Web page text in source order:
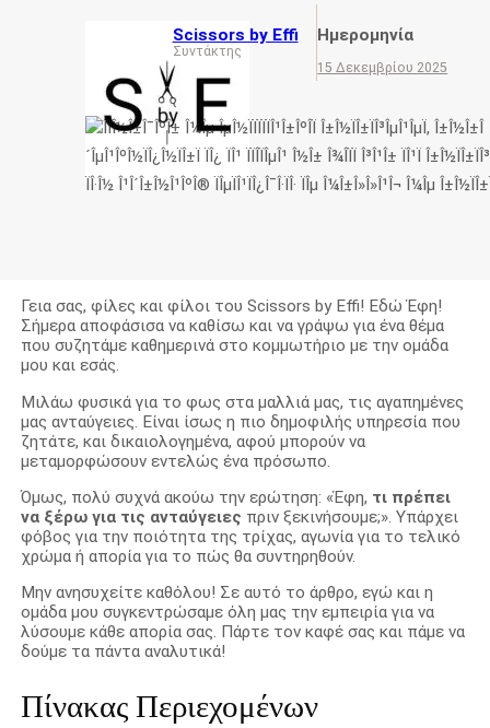
Scissors by Effi
Συντάκτης
Ημερομηνία
15 Δεκεμβρίου 2025
Γεια σας, φίλες και φίλοι του Scissors by Effi! Εδώ Έφη!
Σήμερα αποφάσισα να καθίσω και να γράψω για ένα θέμα
που συζητάμε καθημερινά στο κομμωτήριο με την ομάδα
μου και εσάς.
Μιλάω φυσικά για το φως στα μαλλιά μας, τις αγαπημένες
μας ανταύγειες. Είναι ίσως η πιο δημοφιλής υπηρεσία που
ζητάτε, και δικαιολογημένα, αφού μπορούν να
μεταμορφώσουν εντελώς ένα πρόσωπο.
Όμως, πολύ συχνά ακούω την ερώτηση: «Έφη, τι πρέπει
να ξέρω για τις ανταύγειες πριν ξεκινήσουμε;». Υπάρχει
φόβος για την ποιότητα της τρίχας, αγωνία για το τελικό
χρώμα ή απορία για το πώς θα συντηρηθούν.
Μην ανησυχείτε καθόλου! Σε αυτό το άρθρο, εγώ και η
ομάδα μου συγκεντρώσαμε όλη μας την εμπειρία για να
λύσουμε κάθε απορία σας. Πάρτε τον καφέ σας και πάμε να
δούμε τα πάντα αναλυτικά!
Πίνακας Περιεχομένων